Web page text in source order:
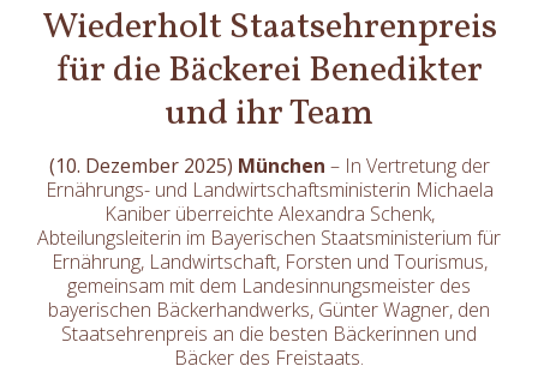
Wiederholt Staatsehrenpreis
für die Bäckerei Benedikter
und ihr Team
(10. Dezember 2025) München – In Vertretung der
Ernährungs- und Landwirtschaftsministerin Michaela
Kaniber überreichte Alexandra Schenk,
Abteilungsleiterin im Bayerischen Staatsministerium für
Ernährung, Landwirtschaft, Forsten und Tourismus,
gemeinsam mit dem Landesinnungsmeister des
bayerischen Bäckerhandwerks, Günter Wagner, den
Staatsehrenpreis an die besten Bäckerinnen und
Bäcker des Freistaats.